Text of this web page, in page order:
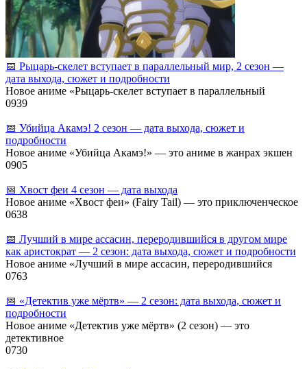
📅 Рыцарь‑скелет вступает в параллельный мир, 2 сезон —
дата выхода, сюжет и подробности
Новое аниме «Рыцарь‑скелет вступает в параллельный
0939
📅 Убийца Акамэ! 2 сезон — дата выхода, сюжет и
подробности
Новое аниме «Убийца Акамэ!» — это аниме в жанрах экшен
0905
📅 Хвост феи 4 сезон — дата выхода
Новое аниме «Хвост феи» (Fairy Tail) — это приключенческое
0638
📅 Лучший в мире ассасин, переродившийся в другом мире
как аристократ — 2 сезон: дата выхода, сюжет и подробности
Новое аниме «Лучший в мире ассасин, переродившийся
0763
📅 «Детектив уже мёртв» — 2 сезон: дата выхода, сюжет и
подробности
Новое аниме «Детектив уже мёртв» (2 сезон) — это
детективное
0730